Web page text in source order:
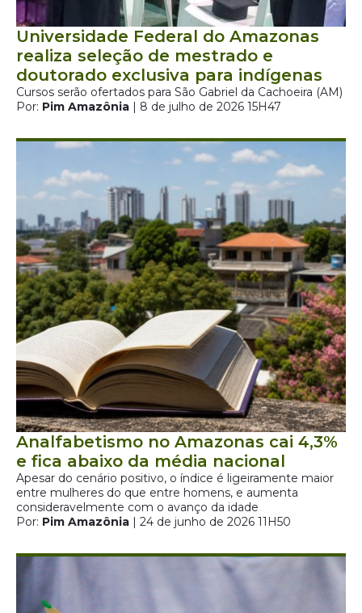
Universidade Federal do Amazonas
realiza seleção de mestrado e
doutorado exclusiva para indígenas
Cursos serão ofertados para São Gabriel da Cachoeira (AM)
Por: Pim Amazônia | 8 de julho de 2026 15H47
Analfabetismo no Amazonas cai 4,3%
e fica abaixo da média nacional
Apesar do cenário positivo, o índice é ligeiramente maior
entre mulheres do que entre homens, e aumenta
consideravelmente com o avanço da idade
Por: Pim Amazônia | 24 de junho de 2026 11H50